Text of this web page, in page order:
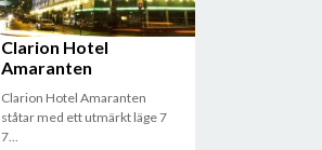
Clarion Hotel
Amaranten
Clarion Hotel Amaranten
ståtar med ett utmärkt läge 7
7...